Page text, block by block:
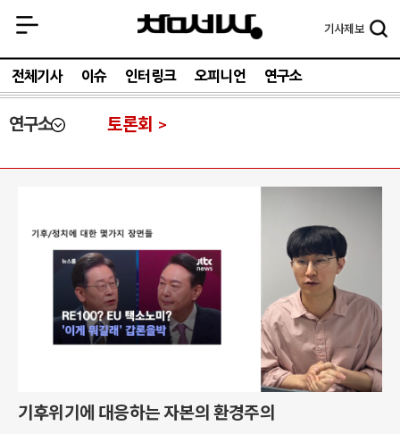
기사제보
전체기사 이슈 인터링크 오피니언 연구소
연구소 토론회
기후위기에 대응하는 자본의 환경주의